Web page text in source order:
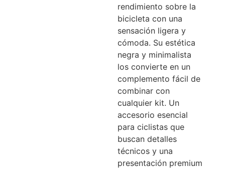
rendimiento sobre la
bicicleta con una
sensación ligera y
cómoda. Su estética
negra y minimalista
los convierte en un
complemento fácil de
combinar con
cualquier kit. Un
accesorio esencial
para ciclistas que
buscan detalles
técnicos y una
presentación premium